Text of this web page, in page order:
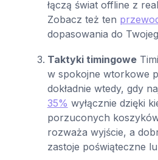
łączą świat offline z
Zobacz też ten
dopasowania do
Taktyki timingowe
w spokojne wtorkowe
dokładnie wtedy, gdy
35% wyłącznie dzięki
porzuconych koszyków
rozważa wyjście, a
zastoje poświąteczne